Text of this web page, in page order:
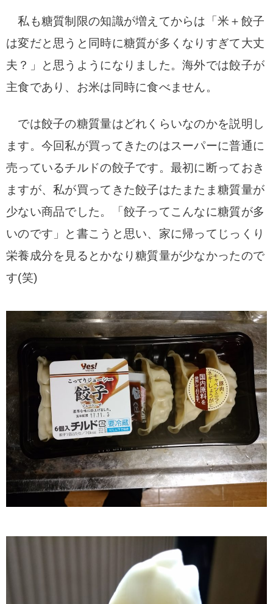
私も糖質制限の知識が増えてからは「米＋餃子
は変だと思うと同時に糖質が多くなりすぎて大丈
夫？」と思うようになりました。海外では餃子が
主食であり、お米は同時に食べません。
では餃子の糖質量はどれくらいなのかを説明し
ます。今回私が買ってきたのはスーパーに普通に
売っているチルドの餃子です。最初に断っておき
ますが、私が買ってきた餃子はたまたま糖質量が
少ない商品でした。「餃子ってこんなに糖質が多
いのです」と書こうと思い、家に帰ってじっくり
栄養成分を見るとかなり糖質量が少なかったので
す(笑)